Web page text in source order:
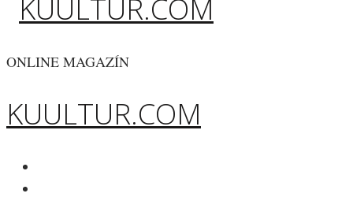
ONLINE MAGAZÍN
KUULTUR.COM